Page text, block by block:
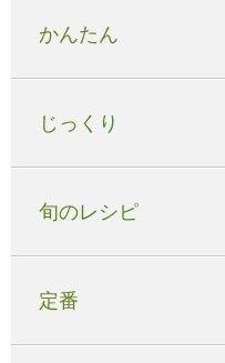
かんたん
じっくり
旬のレシピ
定番